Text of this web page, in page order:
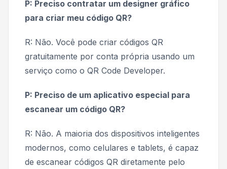
P: Preciso contratar um designer gráfico
para criar meu código QR?
R: Não. Você pode criar códigos QR
gratuitamente por conta própria usando um
serviço como o QR Code Developer.
P: Preciso de um aplicativo especial para
escanear um código QR?
R: Não. A maioria dos dispositivos inteligentes
modernos, como celulares e tablets, é capaz
de escanear códigos QR diretamente pelo